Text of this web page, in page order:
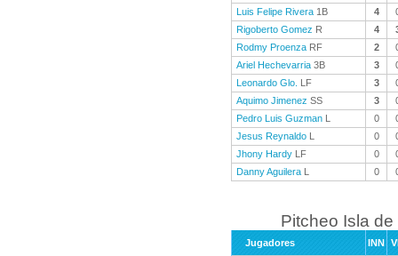
Luis Felipe Rivera 1B 4
Rigoberto Gomez R 4
Rodmy Proenza RF 2
Ariel Hechevarria 3B 3
Leonardo Glo. LF 3
Aquimo Jimenez SS 3
Pedro Luis Guzman L 0
Jesus Reynaldo L 0
Jhony Hardy LF 0
Danny Aguilera L 0
Pitcheo Isla
Jugadores INN